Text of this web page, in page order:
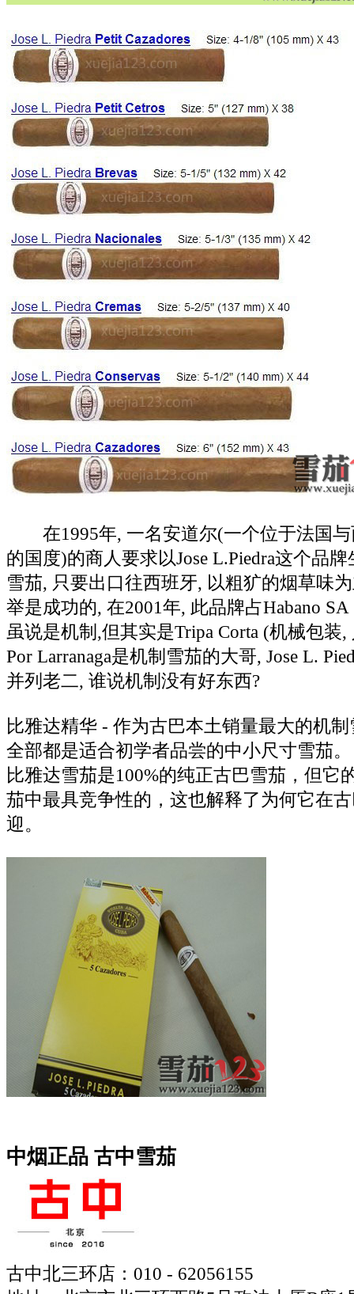
在1995年, 一名安道尔(一个位于法国与
的国度)的商人要求以Jose L.Piedra这个品
雪茄, 只要出口往西班牙, 以粗犷的烟草味
举是成功的, 在2001年, 此品牌占Habano
虽说是机制,但其实是Tripa Corta (机械包装
Por Larranaga是机制雪茄的大哥, Jose L.
并列老二, 谁说机制没有好东西?
比雅达精华 - 作为古巴本土销量最大的机
全部都是适合初学者品尝的中小尺寸雪茄。
比雅达雪茄是100%的纯正古巴雪茄，但它
茄中最具竞争性的，这也解释了为何它在
迎。
中烟正品 古中雪茄
古中北三环店：010 - 62056155